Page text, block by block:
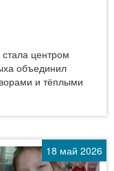
центром
объединил
и тёплыми
18 май 2026